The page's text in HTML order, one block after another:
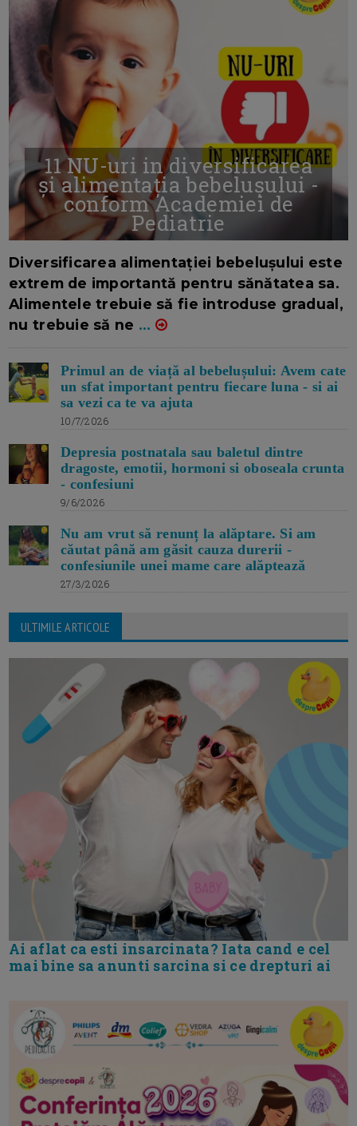
11 NU-uri in diversificarea
și alimentația bebelușului -
conform Academiei de
Pediatrie
Diversificarea alimentației bebelușului este
extrem de importantă pentru sănătatea sa.
Alimentele trebuie să fie introduse gradual,
nu trebuie să ne ...
Primul an de viață al bebelușului: Avem cate
un sfat important pentru fiecare luna - si ai
sa vezi ca te va ajuta
10/7/2026
Depresia postnatala sau baletul dintre
dragoste, emotii, hormoni si oboseala crunta
- confesiuni
9/6/2026
Nu am vrut să renunț la alăptare. Si am
căutat până am găsit cauza durerii -
confesiunile unei mame care alăptează
27/3/2026
ULTIMILE ARTICOLE
Ai aflat ca esti insarcinata? Iata cand e cel
mai bine sa anunti sarcina si ce drepturi ai